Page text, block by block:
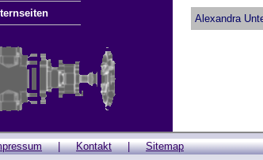
Alexandra
|Kontakt|Sitemap